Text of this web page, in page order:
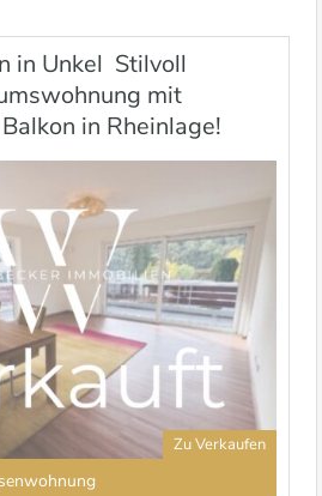
in Unkel  Stilvoll
mit
in Rheinlage!
Zu Verkaufen